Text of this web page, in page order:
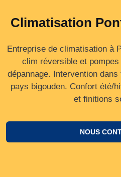
Climatisation
Entreprise de climatisation à
clim réversible et
dépannage. Intervention
pays bigouden. Confort été/
et finitions
NOUS